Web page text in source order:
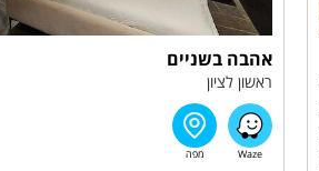
אהבה בשניים
ראשון לציון